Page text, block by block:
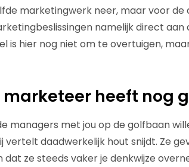
marketingwerk neer, maar voor de
namelijk direct aan
is hier nog niet om te overtuigen,
marketeer heeft nog
managers met jou op de golfbaan
daadwerkelijk hout snijdt. Ze
ze steeds vaker je denkwijze